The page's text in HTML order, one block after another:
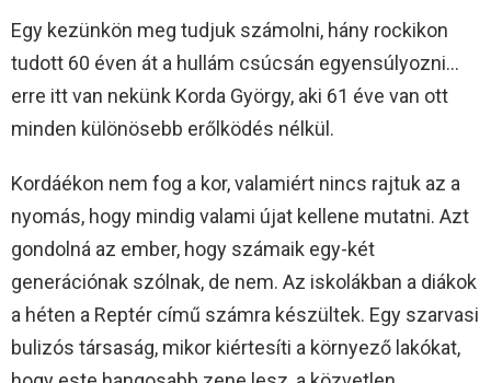
Egy kezünkön meg tudjuk számolni, hány rockikon
tudott 60 éven át a hullám csúcsán egyensúlyozni…
erre itt van nekünk Korda György, aki 61 éve van ott
minden különösebb erőlködés nélkül.
Kordáékon nem fog a kor, valamiért nincs rajtuk az a
nyomás, hogy mindig valami újat kellene mutatni. Azt
gondolná az ember, hogy számaik egy-két
generációnak szólnak, de nem. Az iskolákban a diákok
a héten a Reptér című számra készültek. Egy szarvasi
bulizós társaság, mikor kiértesíti a környező lakókat,